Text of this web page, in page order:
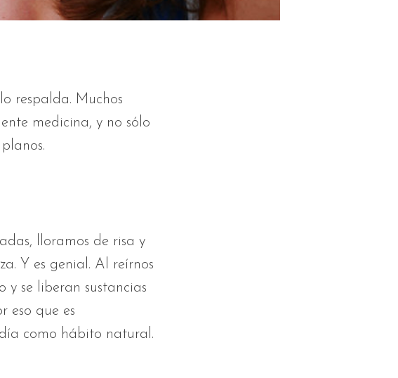
respalda. Muchos
medicina, y no sólo
lloramos de risa y
Y es genial. Al reírnos
y se liberan sustancias
eso que es
como hábito natural.